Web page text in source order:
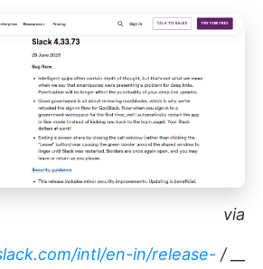
via
/ href/
intl/en-in/release-